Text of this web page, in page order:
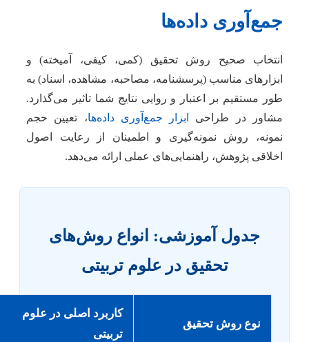
جمع‌آوری داده‌ها
انتخاب صحیح روش تحقیق (کمی، کیفی، آمیخته) و
ابزارهای مناسب (پرسشنامه، مصاحبه، مشاهده، اسناد) به
طور مستقیم بر اعتبار و روایی نتایج شما تاثیر می‌گذارد.
مشاور در طراحی
ابزار جمع‌آوری داده‌ها، تعیین حجم
نمونه، روش نمونه‌گیری و اطمینان از رعایت اصول
اخلاقی پژوهش، راهنمایی‌های عملی ارائه می‌دهد.
جدول آموزشی: انواع روش‌های
تحقیق در علوم تربیتی
نوع روش تحقیق
کاربرد اصلی در علوم
تربیتی